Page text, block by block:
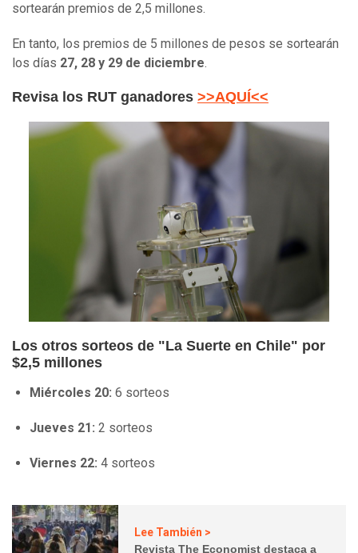
sortearán premios de 2,5 millones.
En tanto, los premios de 5 millones de pesos se sortearán
los días 27, 28 y 29 de diciembre.
Revisa los RUT ganadores >>AQUÍ<<
Los otros sorteos de "La Suerte en Chile" por
$2,5 millones
Miércoles 20: 6 sorteos
Jueves 21: 2 sorteos
Viernes 22: 4 sorteos
Lee También >
Revista The Economist destaca a